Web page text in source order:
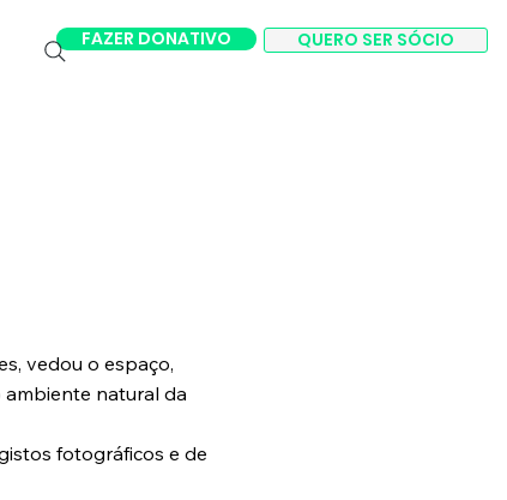
FAZER DONATIVO QUERO SER SÓCIO
vedou o espaço,
natural da
fotográficos e de